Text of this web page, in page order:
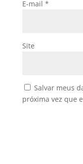
E-mail *
Site
Salvar meus
próxima vez que